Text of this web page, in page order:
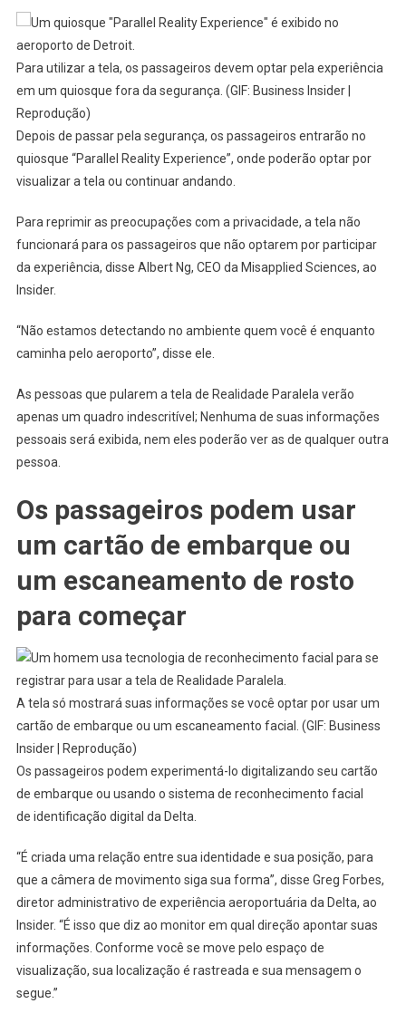
Para utilizar a tela, os passageiros devem optar pela experiência
em um quiosque fora da segurança. (GIF: Business Insider |
Reprodução)
Depois de passar pela segurança, os passageiros entrarão no
quiosque “Parallel Reality Experience”, onde poderão optar por
visualizar a tela ou continuar andando.
Para reprimir as preocupações com a privacidade, a tela não
funcionará para os passageiros que não optarem por participar
da experiência, disse Albert Ng, CEO da Misapplied Sciences, ao
Insider.
“Não estamos detectando no ambiente quem você é enquanto
caminha pelo aeroporto”, disse ele.
As pessoas que pularem a tela de Realidade Paralela verão
apenas um quadro indescritível; Nenhuma de suas informações
pessoais será exibida, nem eles poderão ver as de qualquer outra
pessoa.
Os passageiros podem usar
um cartão de embarque ou
um escaneamento de rosto
para começar
A tela só mostrará suas informações se você optar por usar um
cartão de embarque ou um escaneamento facial. (GIF: Business
Insider | Reprodução)
Os passageiros podem experimentá-lo digitalizando seu cartão
de embarque ou usando o sistema de reconhecimento facial
de identificação digital da Delta.
“É criada uma relação entre sua identidade e sua posição, para
que a câmera de movimento siga sua forma”, disse Greg Forbes,
diretor administrativo de experiência aeroportuária da Delta, ao
Insider. “É isso que diz ao monitor em qual direção apontar suas
informações. Conforme você se move pelo espaço de
visualização, sua localização é rastreada e sua mensagem o
segue.”